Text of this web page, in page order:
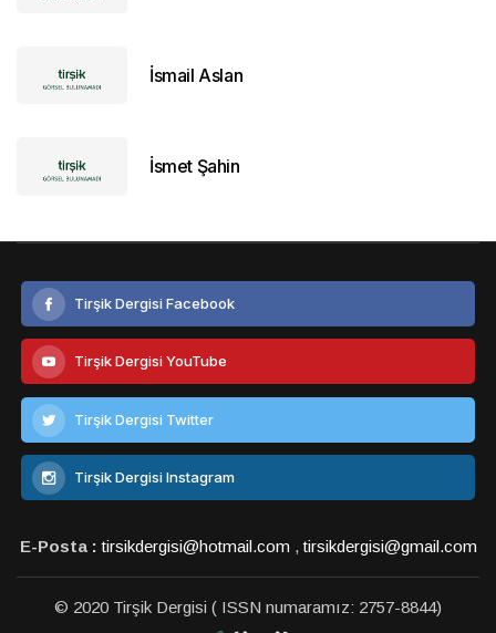
İsmail Aslan
İsmet Şahin
Tirşik Dergisi Facebook
Tirşik Dergisi YouTube
Tirşik Dergisi Twitter
Tirşik Dergisi Instagram
E-Posta : tirsikdergisi@hotmail.com ,tirsikdergisi@gmail.com
© 2020 Tirşik Dergisi ( ISSN numaramız: 2757-8844)